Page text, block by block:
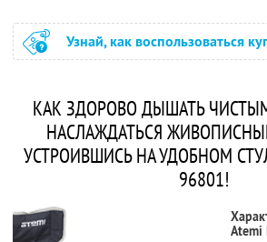
Узнай, как воспользоваться
КАК ЗДОРОВО ДЫШАТЬ
НАСЛАЖДАТЬСЯ
УСТРОИВШИСЬ НА УДОБНОМ
96801!
Atemi